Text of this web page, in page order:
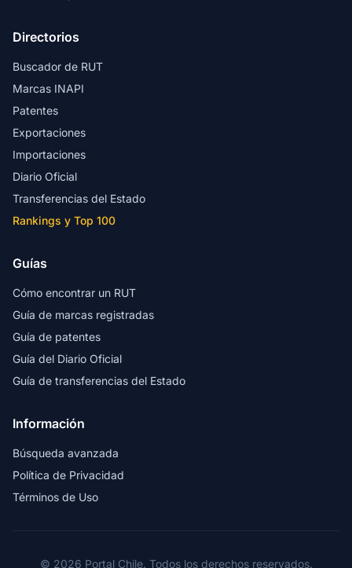
Directorios
Buscador de RUT
Marcas INAPI
Patentes
Exportaciones
Importaciones
Diario Oficial
Transferencias del Estado
Rankings y Top 100
Guías
Cómo encontrar un RUT
Guía de marcas registradas
Guía de patentes
Guía del Diario Oficial
Guía de transferencias del Estado
Información
Búsqueda avanzada
Política de Privacidad
Términos de Uso
© 2026 Portal Chile. Todos los derechos reservados.